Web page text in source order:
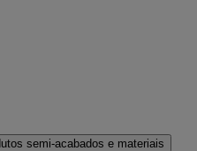
semi-acabados e materiais